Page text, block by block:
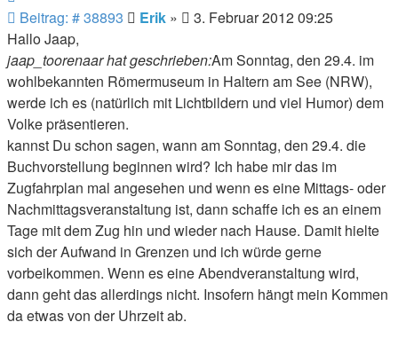
Beitrag: # 38893 Beitrag
Erik »
3. Februar 2012 09:25
Hallo Jaap,
jaap_toorenaar hat geschrieben:Am Sonntag, den 29.4. im
wohlbekannten Römermuseum in Haltern am See (NRW),
werde ich es (natürlich mit Lichtbildern und viel Humor) dem
Volke präsentieren.
kannst Du schon sagen, wann am Sonntag, den 29.4. die
Buchvorstellung beginnen wird? Ich habe mir das im
Zugfahrplan mal angesehen und wenn es eine Mittags- oder
Nachmittagsveranstaltung ist, dann schaffe ich es an einem
Tage mit dem Zug hin und wieder nach Hause. Damit hielte
sich der Aufwand in Grenzen und ich würde gerne
vorbeikommen. Wenn es eine Abendveranstaltung wird,
dann geht das allerdings nicht. Insofern hängt mein Kommen
da etwas von der Uhrzeit ab.